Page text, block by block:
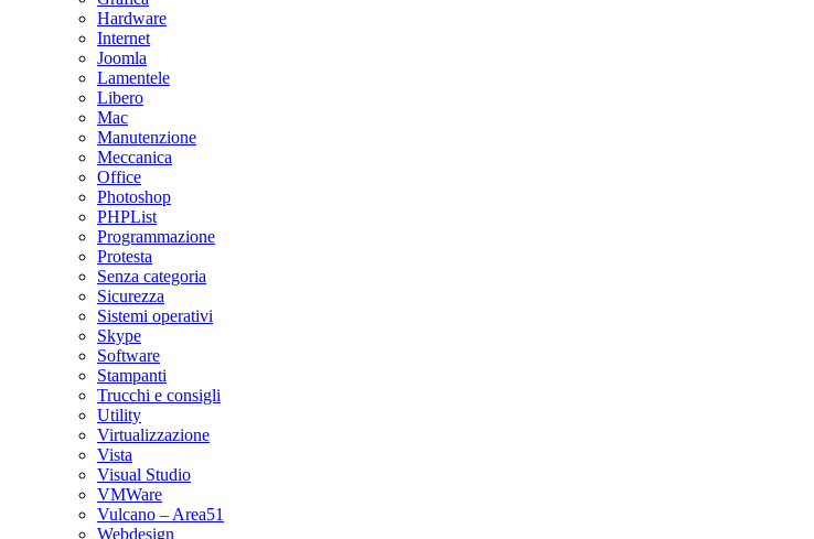
Hardware
Internet
Joomla
Lamentele
Libero
Mac
Manutenzione
Meccanica
Office
Photoshop
PHPList
Programmazione
Protesta
Senza categoria
Sicurezza
Sistemi operativi
Skype
Software
Stampanti
Trucchi e consigli
Utility
Virtualizzazione
Vista
Visual Studio
VMWare
Vulcano – Area51
Webdesign